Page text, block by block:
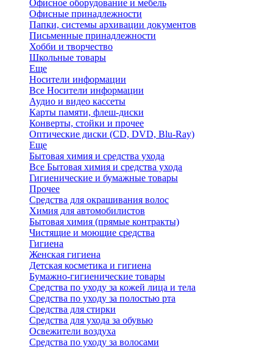
Офисное оборудование и мебель
Офисные принадлежности
Папки, системы архивации документов
Письменные принадлежности
Хобби и творчество
Школьные товары
Еще
Носители информации
Все Носители информации
Аудио и видео кассеты
Карты памяти, флеш-диски
Конверты, стойки и прочее
Оптические диски (CD, DVD, Blu-Ray)
Еще
Бытовая химия и средства ухода
Все Бытовая химия и средства ухода
Гигиенические и бумажные товары
Прочее
Средства для окрашивания волос
Химия для автомобилистов
Бытовая химия (прямые контракты)
Чистящие и моющие средства
Гигиена
Женская гигиена
Детская косметика и гигиена
Бумажно-гигиенические товары
Средства по уходу за кожей лица и тела
Средства по уходу за полостью рта
Средства для стирки
Средства для ухода за обувью
Освежители воздуха
Средства по уходу за волосами